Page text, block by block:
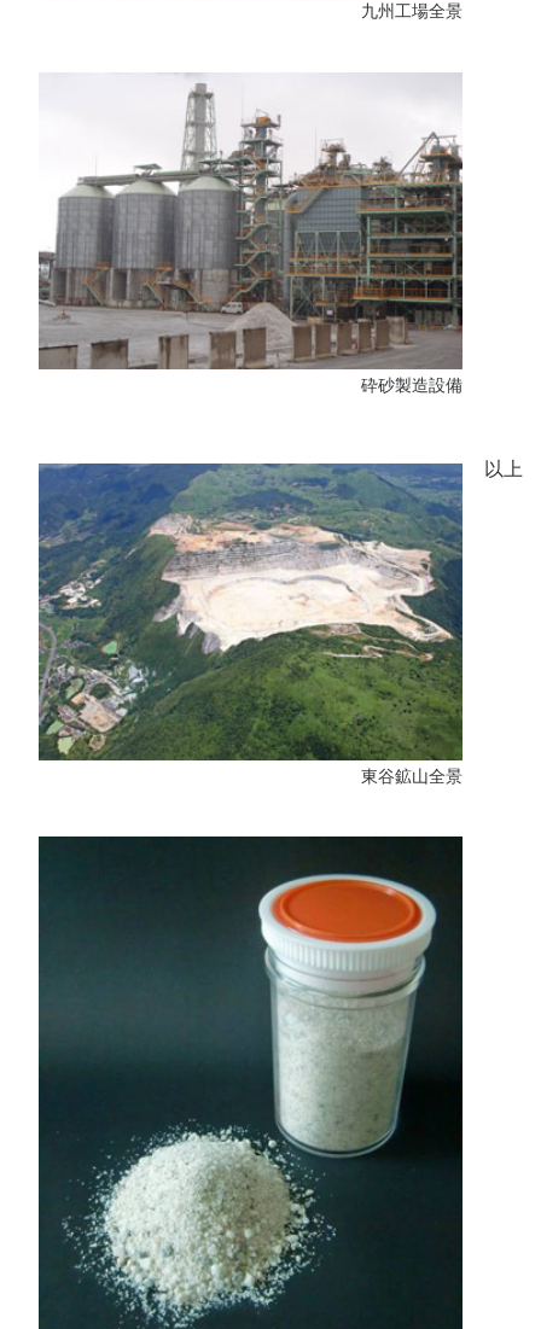
九州工場全景
砕砂製造設備
東谷鉱山全景
以上